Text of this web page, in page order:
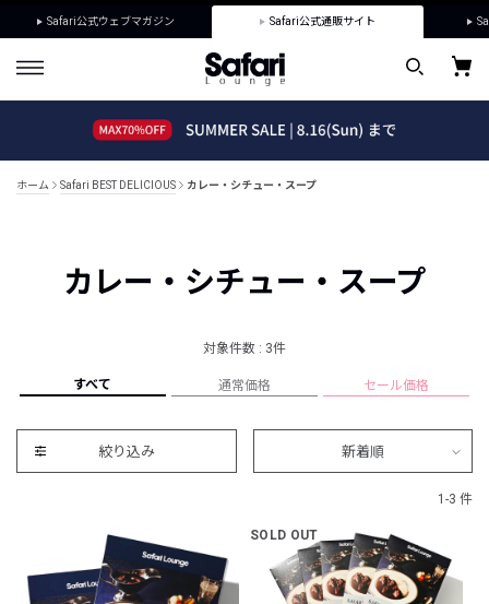
Safari公式ウェブマガジン Safari公式通販サイト
ホーム Safari BEST DELICIOUS カレー・シチュー・スープ
カレー・シチュー・スープ
対象件数 : 3件
すべて 通常価格 セール価格
絞り込み 新着順
1-3 件
SOLD OUT